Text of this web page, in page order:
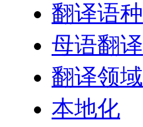
翻译语种
母语翻译
翻译领域
本地化